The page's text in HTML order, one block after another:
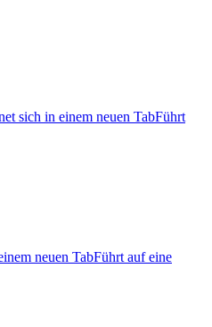
sich in einem neuen TabFührt
neuen TabFührt auf eine